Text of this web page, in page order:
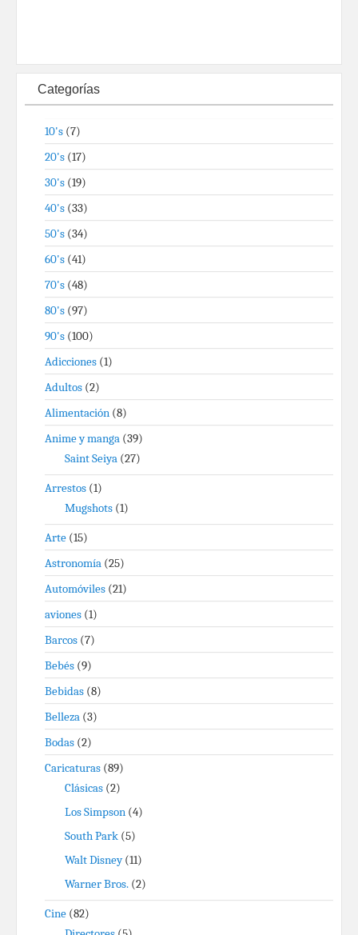
Categorías
10's (7)
20's (17)
30's (19)
40's (33)
50's (34)
60's (41)
70's (48)
80's (97)
90's (100)
Adicciones (1)
Adultos (2)
Alimentación (8)
Anime y manga (39)
Saint Seiya (27)
Arrestos (1)
Mugshots (1)
Arte (15)
Astronomía (25)
Automóviles (21)
aviones (1)
Barcos (7)
Bebés (9)
Bebidas (8)
Belleza (3)
Bodas (2)
Caricaturas (89)
Clásicas (2)
Los Simpson (4)
South Park (5)
Walt Disney(11)
Warner Bros. (2)
Cine (82)